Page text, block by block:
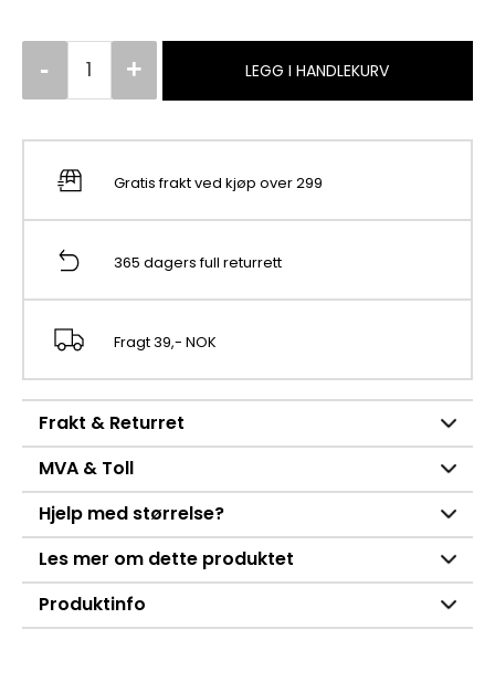
LEGG I HANDLEKURV
Gratis frakt ved kjøp over 299
365 dagers full returrett
Fragt 39,- NOK
Frakt & Returret
MVA & Toll
Hjelp med størrelse?
Les mer om dette produktet
Produktinfo